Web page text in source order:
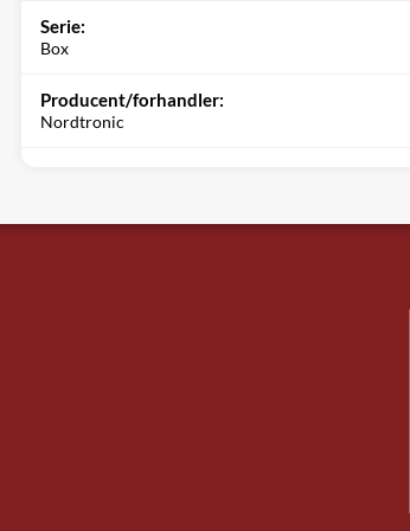
Serie:
Box
Producent/forhandler:
Nordtronic